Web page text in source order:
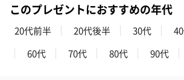
ハンドタオル・ハンカチ
ハンドタオル・ハンカチを同梱してお届けい
このプレゼントにおすすめの年代
20代前半 20代後半 30代
60代
70代 80代 90代